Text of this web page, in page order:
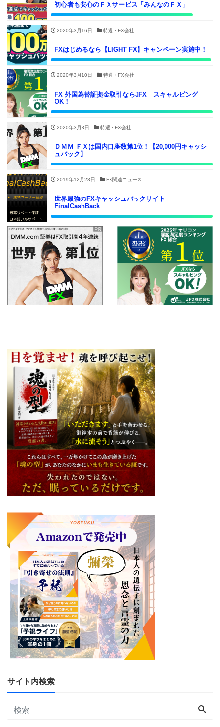
初心者も安心のＦＸサービス「みんなのＦＸ」
2020年3月16日 特選・FX会社
FXはじめるなら【LIGHT FX】キャンペーン実施中！
2020年3月10日 特選・FX会社
FX 外国為替証拠金取引ならJFX スキャルピング
OK！
2020年3月3日 特選・FX会社
ＤＭＭ ＦＸは国内口座数第1位！【20,000円キャッシ
ュバック】
2019年12月23日 FX関連ニュース
世界最強のFXキャッシュバックサイト
FinalCashBack
サイト内検索